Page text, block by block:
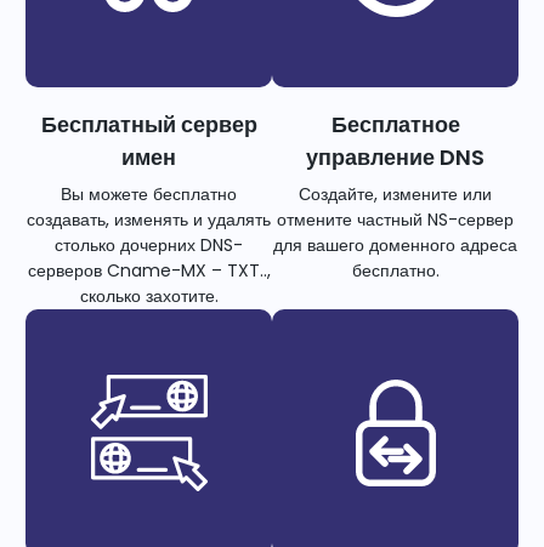
Бесплатный сервер
имен
Вы можете бесплатно
создавать, изменять и удалять
столько дочерних DNS-
серверов Cname-MX – TXT..,
сколько захотите.
Бесплатное
управление DNS
Создайте, измените или
отмените частный NS-сервер
для вашего доменного адреса
бесплатно.